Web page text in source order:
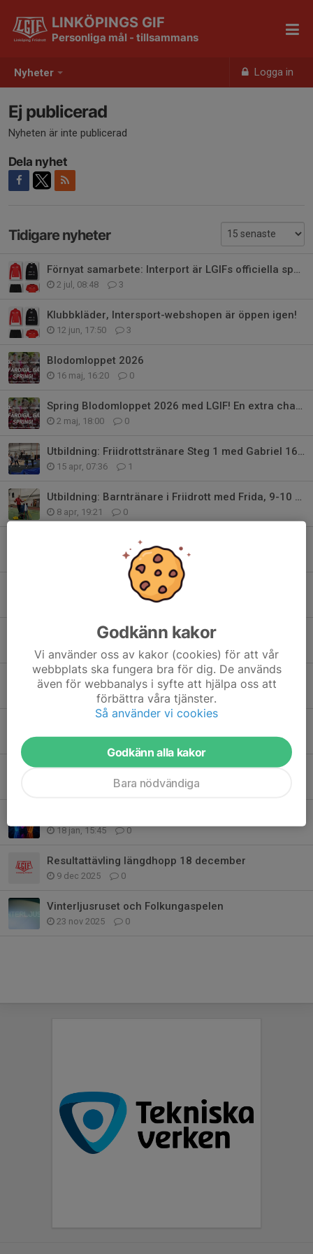
Nyheter Logga in
LINKÖPINGS GIF
Personliga mål - tillsammans
Ej publicerad
Nyheten är inte publicerad
Dela nyhet
Tidigare nyheter
Förnyat samarbete: Interport är LGIFs officiella sportleverantör!
2 jul, 08:48 3
Klubbkläder, Intersport-webshopen är öppen igen!
12 jun, 17:50 3
Blodomloppet 2026
16 maj, 16:20 0
Spring Blodomloppet 2026 med LGIF! En extra chans
2 maj, 18:00 0
Utbildning: Friidrottstränare Steg 1 med Gabriel 16-17 och 24 maj!
15 apr, 07:36 1
Utbildning: Barntränare i Friidrott med Frida, 9-10 maj!
8 apr, 19:21 0
Sammanfattning av LGIF:s årsmöte 2026
0
Anmälan till årets friidrottsskola har öppnat!
Till alla medlemmar i LGIF
20 mar, 15:49
Trimtex är öppen för beställning av LGIF-kläder!
17 mar, 10:27 2
2 mar, 06:22 0
Välkommen på LGIF:s årsmöte 2026
0
18 jan, 15:45 0
Resultattävling längdhopp 18 december
9 dec 2025 0
Vinterljusruset och Folkungaspelen
23 nov 2025 0
Godkänn kakor
Vi använder oss av kakor (cookies) för att vår
webbplats ska fungera bra för dig. De används
även för webbanalys i syfte att hjälpa oss att
förbättra våra tjänster.
Så använder vi cookies
Godkänn alla kakor
Bara nödvändiga